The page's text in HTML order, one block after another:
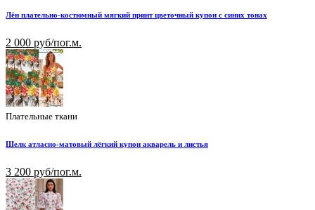
Лён плательно-костюмный мягкий принт цветочный купон с синих тонах
2 000 руб/пог.м.
Плательные ткани
Шелк атласно-матовый лёгкий купон акварель и листья
3 200 руб/пог.м.